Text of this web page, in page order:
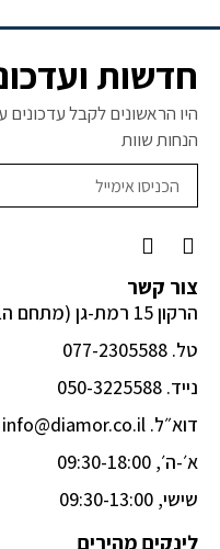
חדשות
היו הראשונים לקבל
הנחות שוות
F
a
c
e
b
o
o
k
f
I
n
s
t
a
g
r
a
צור קשר
הרקון 15 רמת-גן (מתחם הבורסה)
טל. 077-2305588
נייד. 050-3225588
דוא״ל. info@diamor.co.il
א׳-ה׳, 09:30-18:00
שישי, 09:30-13:00
לינקים מהירים